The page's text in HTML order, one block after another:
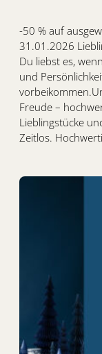
-50 % auf
31.01.2026
Du liebst es,
und
Freude –
Lieblingstücke
Zeitlos.